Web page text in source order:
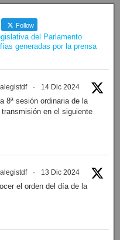
Follow
del Parlamento
generadas por la prensa
· 14 Dic 2024
8ª sesión ordinaria de la
transmisión en el siguiente
· 13 Dic 2024
el orden del día de la